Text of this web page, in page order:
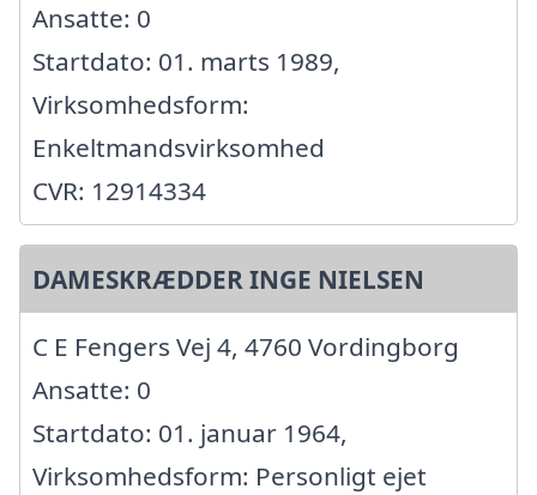
Ansatte: 0
Startdato: 01. marts 1989,
Virksomhedsform:
Enkeltmandsvirksomhed
CVR: 12914334
DAMESKRÆDDER INGE NIELSEN
C E Fengers Vej 4, 4760 Vordingborg
Ansatte: 0
Startdato: 01. januar 1964,
Virksomhedsform: Personligt ejet